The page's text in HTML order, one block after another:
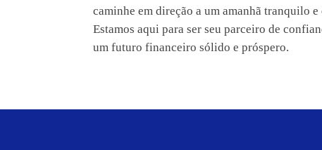
caminhe em direção a um amanhã tranquilo
Estamos aqui para ser seu parceiro de
um futuro financeiro sólido e próspero.